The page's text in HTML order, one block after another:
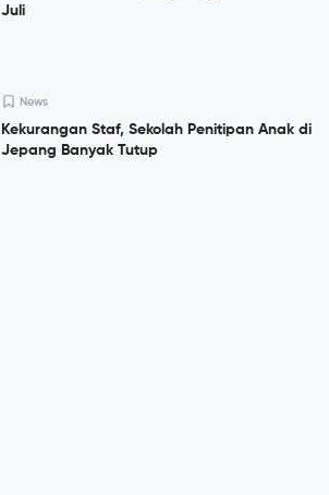
Juli
News
Kekurangan Staf, Sekolah Penitipan Anak di
Jepang Banyak Tutup